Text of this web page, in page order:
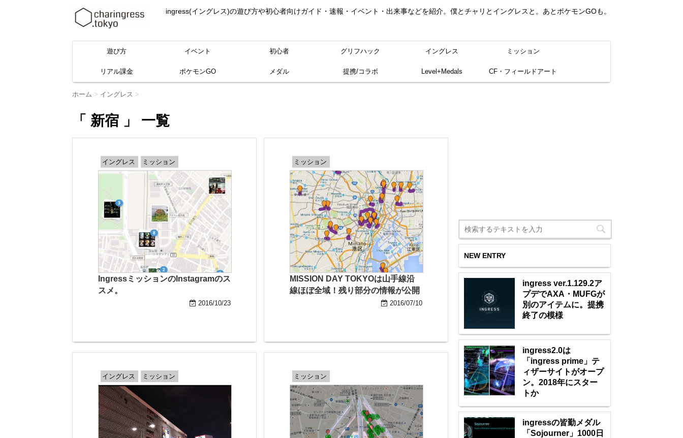
ingress(イングレス)の遊び方や初心者向けガイド・速報・イベント・出来事などを紹介。僕とチャリとイングレスと。あとポケモンGOも。
遊び方 イベント 初心者 グリフハック イングレス ミッション
リアル課金 ポケモンGO メダル 提携/コラボ Level+Medals CF・フィールドアート
ホーム > イングレス >
「 新宿 」 一覧
イングレス ミッション
IngressミッションのInstagramのス
スメ。
2016/10/23
イングレス ミッション
ミッション
MISSION DAY TOKYOは山手線沿
線ほぼ全域！残り部分の情報が公開
2016/07/10
ミッション
NEW ENTRY
ingress ver.1.129.2ア
プデでAXA・MUFGが
別のアイテムに。提携
終了の模様
ingress2.0は
「ingress prime」テ
ィザーサイトがオープ
ン。2018年にスター
トか
ingressの皆勤メダル
「Sojourner」1000日